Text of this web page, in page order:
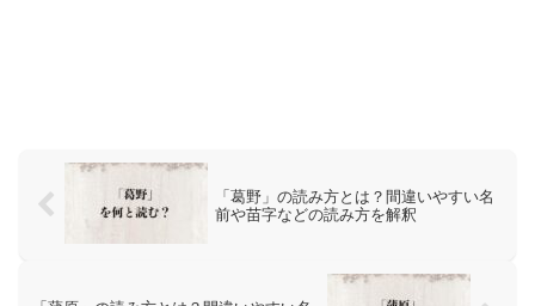
「葛野」の読み方とは？間違いやすい名
前や苗字などの読み方を解釈